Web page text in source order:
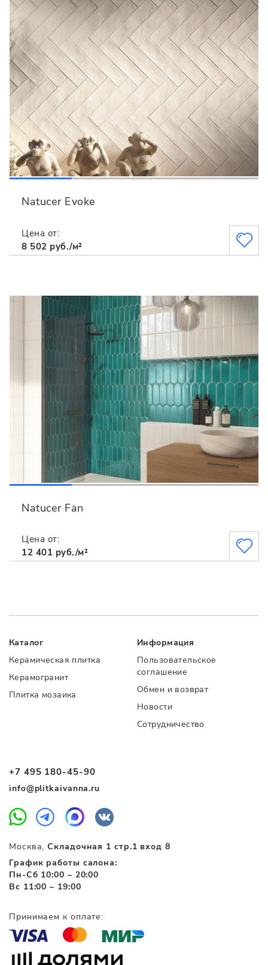
Natucer Evoke
Цена от:
8 502 руб./м²
Natucer Fan
Цена от:
12 401 руб./м²
+7 495 180-45-90
info@plitkaivanna.ru
Москва,Складочная 1 стр.1 вход 8
График работы салона:
Пн-Сб 10:00 – 20:00
Вс 11:00 – 19:00
Каталог
Керамическая плитка
Керамогранит
Плитка мозаика
Информация
Пользовательское
соглашение
Обмен и возврат
Новости
Сотрудничество
Принимаем к оплате: